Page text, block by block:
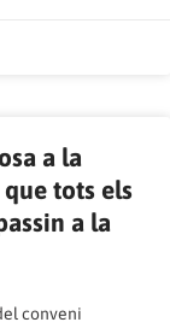
a la
tots els
a la
conveni